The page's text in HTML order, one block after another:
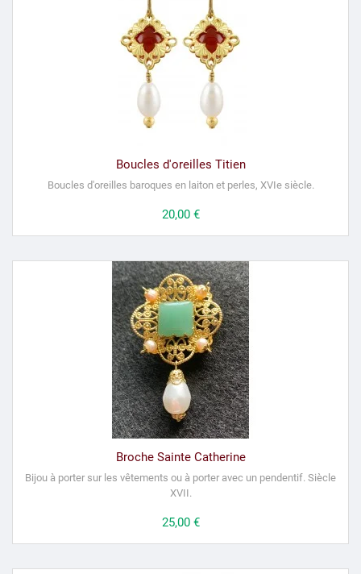
Boucles d'oreilles Titien
Boucles d'oreilles baroques en laiton et perles, XVIe siècle.
Prix
20,00 €
Broche Sainte Catherine
Bijou à porter sur les vêtements ou à porter avec un pendentif. Siècle
XVII.
Prix
25,00 €